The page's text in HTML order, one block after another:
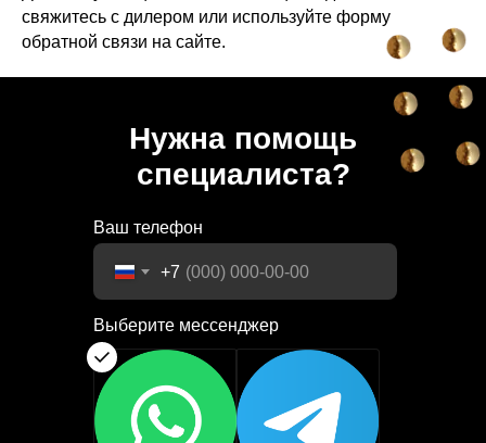
свяжитесь с дилером или используйте форму
обратной связи на сайте.
Нужна помощь
специалиста?
Ваш телефон
+7
Выберите мессенджер